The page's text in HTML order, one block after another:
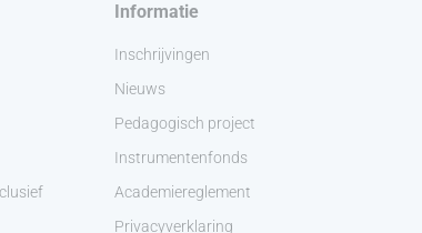
Informatie
Inschrijvingen
Nieuws
Pedagogisch project
Instrumentenfonds
Academiereglement
Privacyverklaring